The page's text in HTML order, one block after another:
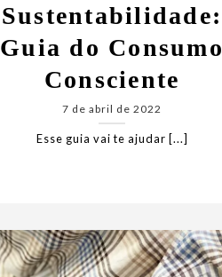
Sustentabilidade:
Guia do Consumo
Consciente
7 de abril de 2022
Esse guia vai te ajudar [...]